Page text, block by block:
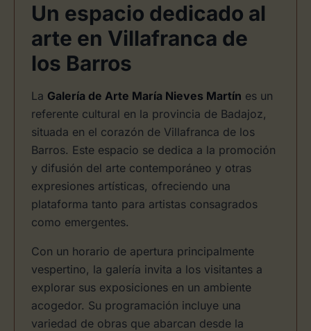
Un espacio dedicado al
arte en Villafranca de
los Barros
La Galería de Arte María Nieves Martín es un
referente cultural en la provincia de Badajoz,
situada en el corazón de Villafranca de los
Barros. Este espacio se dedica a la promoción
y difusión del arte contemporáneo y otras
expresiones artísticas, ofreciendo una
plataforma tanto para artistas consagrados
como emergentes.
Con un horario de apertura principalmente
vespertino, la galería invita a los visitantes a
explorar sus exposiciones en un ambiente
acogedor. Su programación incluye una
variedad de obras que abarcan desde la